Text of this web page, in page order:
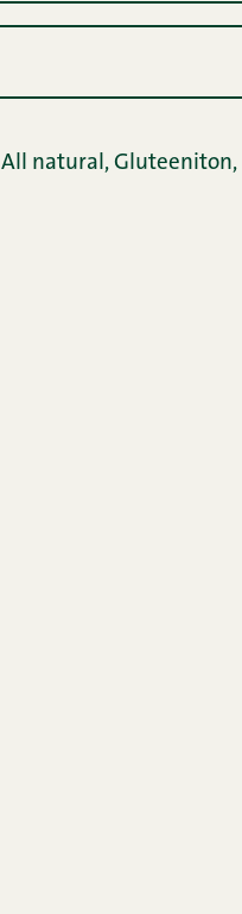
All natural, Gluteeniton,